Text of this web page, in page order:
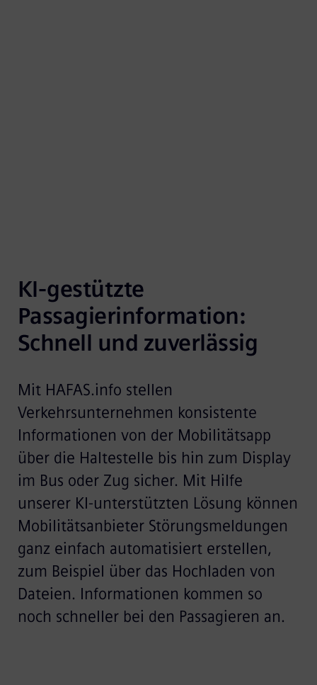
KI-gestützte
Passagierinformation:
Schnell und zuverlässig
Mit HAFAS.info stellen
Verkehrsunternehmen konsistente
Informationen von der Mobilitätsapp
über die Haltestelle bis hin zum Display
im Bus oder Zug sicher. Mit Hilfe
unserer KI-unterstützten Lösung können
Mobilitätsanbieter Störungsmeldungen
ganz einfach automatisiert erstellen,
zum Beispiel über das Hochladen von
Dateien. Informationen kommen so
noch schneller bei den Passagieren an.